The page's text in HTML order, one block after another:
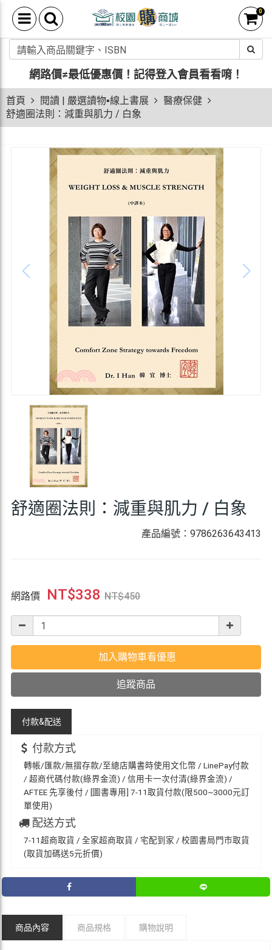
0
網路價≠最低優惠價！ 記得登入會員看看唷！
首頁 閱讀 | 嚴選讀物▪線上書展
醫療保健
舒適圈法則：減重與肌力 / 白象
舒適圈法則：減重與肌力 / 白象
產品編號：9786263643413
網路價 NT$338 NT$450
加入購物車看優惠
追蹤商品
付款&配送
付款方式
轉帳/匯款/無摺存款/至總店購書時使用文化幣 / LinePay付款
/ 超商代碼付款(綠界金流) / 信用卡一次付清(綠界金流) /
AFTEE 先享後付 / [圖書專用] 7-11取貨付款(限500~3000元訂
單使用)
配送方式
7-11超商取貨 / 全家超商取貨 / 宅配到家 / 校園書局門市取貨
(取貨加碼送5元折價)
商品內容 商品規格 購物說明